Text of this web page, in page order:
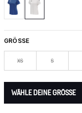
GRÖSSE
XS S
WÄHLE DEINE GRÖSSE